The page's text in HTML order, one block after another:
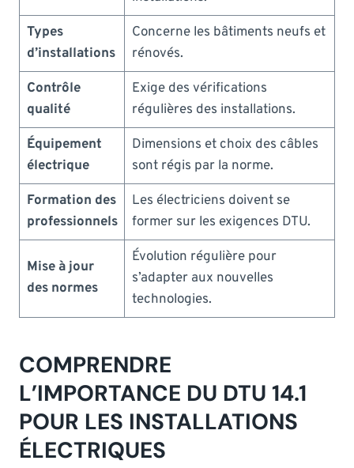
Types
d’installations
Concerne les bâtiments neufs et
rénovés.
Contrôle
qualité
Exige des vérifications
régulières des installations.
Équipement
électrique
Dimensions et choix des câbles
sont régis par la norme.
Formation des
professionnels
Les électriciens doivent se
former sur les exigences DTU.
Mise à jour
des normes
Évolution régulière pour
s’adapter aux nouvelles
technologies.
COMPRENDRE
L’IMPORTANCE DU DTU 14.1
POUR LES INSTALLATIONS
ÉLECTRIQUES